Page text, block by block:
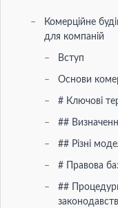
Комерційне
для компаній
Вступ
Основи
# Ключові
##
## Різні
# Правова
##